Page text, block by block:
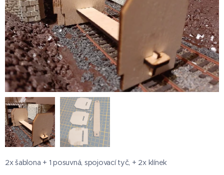
2x šablona + 1 posuvná, spojovací tyč, + 2x klínek